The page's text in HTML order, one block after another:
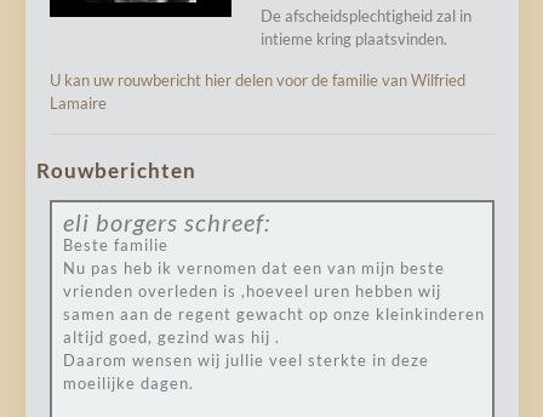
De afscheidsplechtigheid zal in
intieme kring plaatsvinden.
U kan uw rouwbericht hier delen voor de familie van Wilfried
Lamaire
Rouwberichten
eli borgers schreef:
Beste familie
Nu pas heb ik vernomen dat een van mijn beste
vrienden overleden is ,hoeveel uren hebben wij
samen aan de regent gewacht op onze kleinkinderen
altijd goed, gezind was hij .
Daarom wensen wij jullie veel sterkte in deze
moeilijke dagen.